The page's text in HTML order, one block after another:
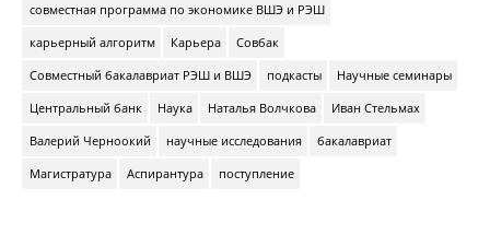
совместная программа по экономике ВШЭ и РЭШ
карьерный алгоритм
Карьера
Совбак
Совместный бакалавриат РЭШ и ВШЭ
подкасты
Научные семинары
Центральный банк
Наука Наталья Волчкова
Иван Стельмах
Валерий Черноокий
научные исследования
бакалавриат
Магистратура
Аспирантура поступление